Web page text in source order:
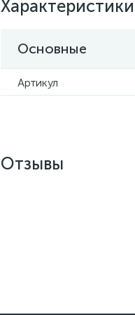
Характеристики
Основные
Артикул
Отзывы